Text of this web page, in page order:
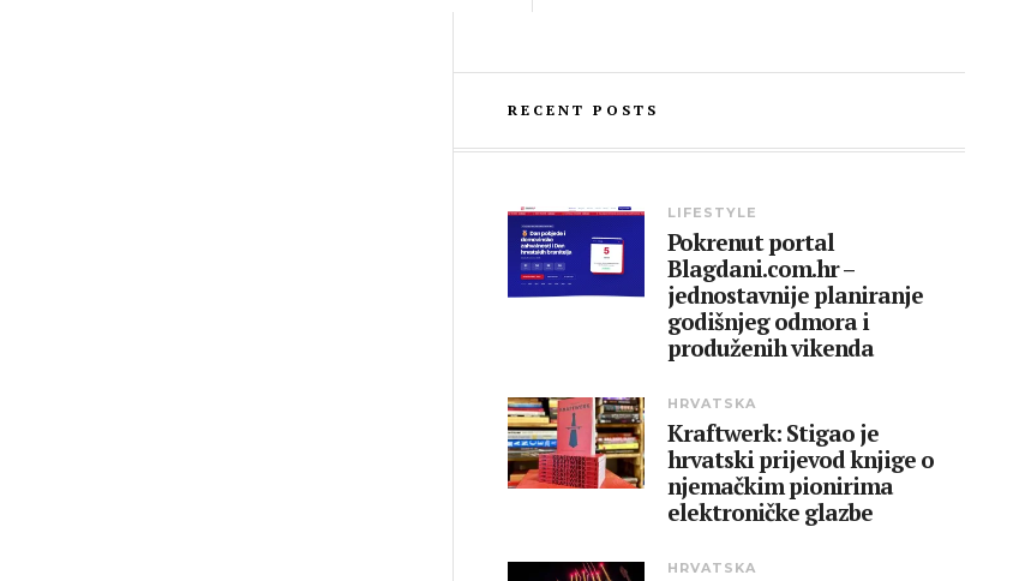
RECENT POSTS
LIFESTYLE
Pokrenut portal
Blagdani.com.hr –
jednostavnije planiranje
godišnjeg odmora i
produženih vikenda
HRVATSKA
Kraftwerk: Stigao je
hrvatski prijevod knjige o
njemačkim pionirima
elektroničke glazbe
HRVATSKA